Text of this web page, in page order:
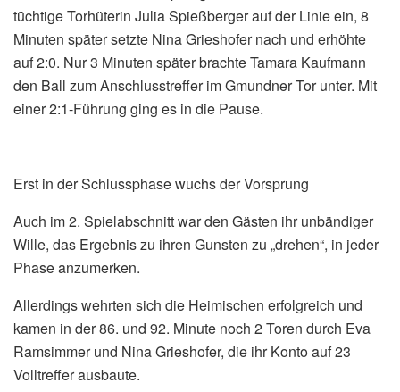
tüchtige Torhüterin Julia Spießberger auf der Linie ein, 8
Minuten später setzte Nina Grieshofer nach und erhöhte
auf 2:0. Nur 3 Minuten später brachte Tamara Kaufmann
den Ball zum Anschlusstreffer im Gmundner Tor unter. Mit
einer 2:1-Führung ging es in die Pause.
Erst in der Schlussphase wuchs der Vorsprung
Auch im 2. Spielabschnitt war den Gästen ihr unbändiger
Wille, das Ergebnis zu ihren Gunsten zu „drehen“, in jeder
Phase anzumerken.
Allerdings wehrten sich die Heimischen erfolgreich und
kamen in der 86. und 92. Minute noch 2 Toren durch Eva
Ramsimmer und Nina Grieshofer, die ihr Konto auf 23
Volltreffer ausbaute.